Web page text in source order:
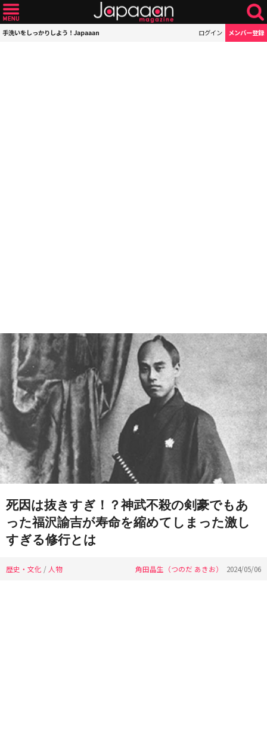
手洗いをしっかりしよう！Japaaan ログイン メンバー登録
死因は抜きすぎ！？神武不殺の剣豪でもあ
った福沢諭吉が寿命を縮めてしまった激し
すぎる修行とは
歴史・文化 / 人物 角田晶生（つのだ あきお） 2024/05/06